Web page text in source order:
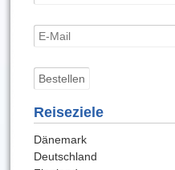
Reiseziele
Dänemark
Deutschland